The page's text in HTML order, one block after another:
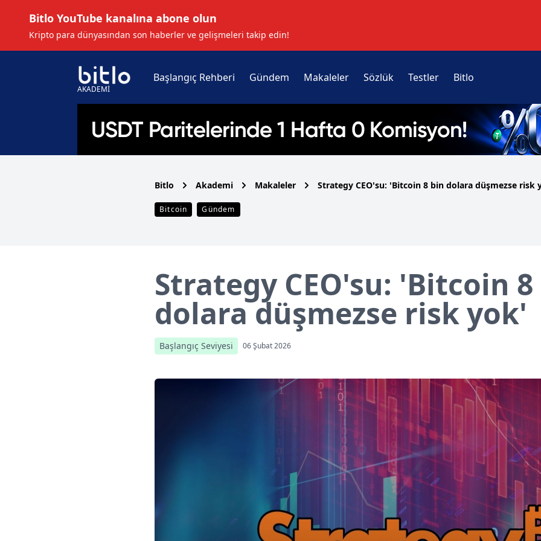
Bitlo YouTube kanalına abone olun
Kripto para dünyasından son haberler ve gelişmeleri takip edin!
AKADEMİ
Başlangıç Rehberi Gündem Makaleler Sözlük Testler Bitlo
Bitlo Akademi Makaleler Strategy CEO'su: 'Bitcoin 8 bin dolara düşmezse risk
Bitcoin Gündem
Strategy CEO'su: 'Bitcoin
dolara düşmezse risk yok'
Başlangıç Seviyesi 06 Şubat 2026